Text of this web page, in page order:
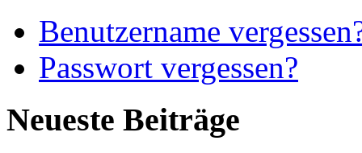
Benutzername
Passwort vergessen?
Neueste Beiträge